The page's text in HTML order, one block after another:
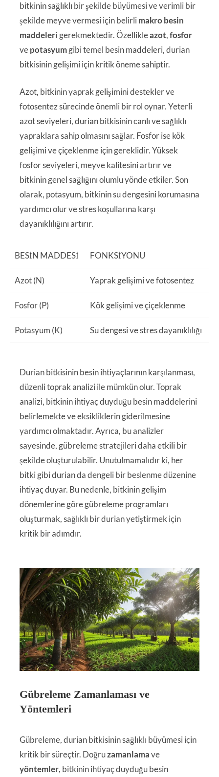
bitkinin sağlıklı bir şekilde büyümesi ve verimli bir
şekilde meyve vermesi için belirlimakro besin
maddelerigerekmektedir. Özellikleazot,fosfor
vepotasyumgibi temel besin maddeleri, durian
bitkisinin gelişimi için kritik öneme sahiptir.
Azot, bitkinin yaprak gelişimini destekler ve
fotosentez sürecinde önemli bir rol oynar. Yeterli
azot seviyeleri, durian bitkisinin canlı ve sağlıklı
yapraklara sahip olmasını sağlar. Fosfor ise kök
gelişimi ve çiçeklenme için gereklidir. Yüksek
fosfor seviyeleri, meyve kalitesini artırır ve
bitkinin genel sağlığını olumlu yönde etkiler. Son
olarak, potasyum, bitkinin su dengesini korumasına
yardımcı olur ve stres koşullarına karşı
dayanıklılığını artırır.
BESIN MADDESI FONKSIYONU
Azot (N) Yaprak gelişimi ve fotosentez
Fosfor (P) Kök gelişimi ve çiçeklenme
Potasyum (K) Su dengesi ve stres dayanıklılığı
Durian bitkisinin besin ihtiyaçlarının karşılanması,
düzenli toprak analizi ile mümkün olur. Toprak
analizi, bitkinin ihtiyaç duyduğu besin maddelerini
belirlemekte ve eksikliklerin giderilmesine
yardımcı olmaktadır. Ayrıca, bu analizler
sayesinde, gübreleme stratejileri daha etkili bir
şekilde oluşturulabilir. Unutulmamalıdır ki, her
bitki gibi durian da dengeli bir beslenme düzenine
ihtiyaç duyar. Bu nedenle, bitkinin gelişim
dönemlerine göre gübreleme programları
oluşturmak, sağlıklı bir durian yetiştirmek için
kritik bir adımdır.
Gübreleme Zamanlaması ve
Yöntemleri
Gübreleme, durian bitkisinin sağlıklı büyümesi için
kritik bir süreçtir. Doğruzamanlamave
yöntemler, bitkinin ihtiyaç duyduğu besin